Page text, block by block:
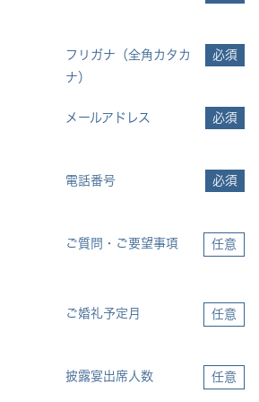
フリガナ（全角カタカ
ナ）
必須
メールアドレス 必須
電話番号 必須
ご質問・ご要望事項 任意
ご婚礼予定月 任意
披露宴出席人数 任意